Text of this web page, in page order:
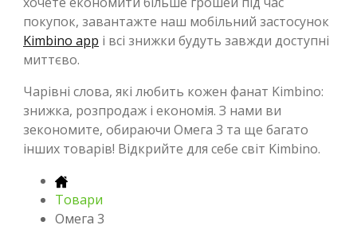
покупок, завантажте наш мобільний застосунок
Kimbino app і всі знижки будуть завжди доступні
миттєво.
Чарівні слова, які любить кожен фанат Kimbino:
знижка, розпродаж і економія. З нами ви
зекономите, обираючи Омега 3 та ще багато
інших товарів! Відкрийте для себе світ Kimbino.
Товари
Омега 3